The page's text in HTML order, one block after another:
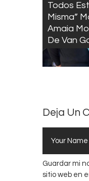
Todos
Misma”
Amaia
De Van
Deja Un
Guardar mi
sitio web en